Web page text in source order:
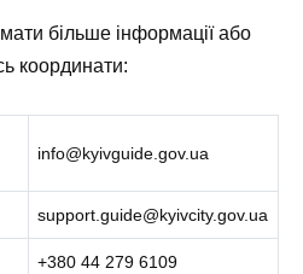
більше інформації або
координати:
info@kyivguide.gov.ua
support.guide@kyivcity.gov.ua
+380 44 279 6109